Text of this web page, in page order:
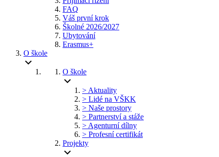
FAQ
Váš první krok
Školné 2026/2027
Ubytování
Erasmus+
O škole
O škole
> Aktuality
> Lidé na VŠKK
> Naše prostory
> Partnerství a stáže
> Agenturní dílny
> Profesní certifikát
Projekty